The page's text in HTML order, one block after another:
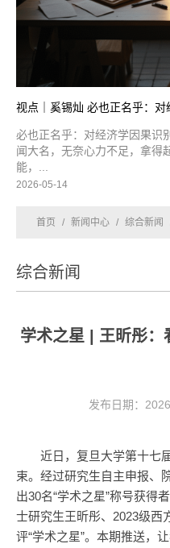
视点｜奚锡灿 必也正名乎：
必也正名乎：对经济学因果识
闻大名，无奈心力不足，拿得
能，...
2026-05-14
首页 / 新闻中心 / 综合新闻
综合新闻
学术之星 | 王昕彤：
发布日期：
近日，复旦大学第十七
束。经过研究生自主申报、
出30名“学术之星”称号获得
士研究生王昕彤、2023级西
评“学术之星”。本期推送，